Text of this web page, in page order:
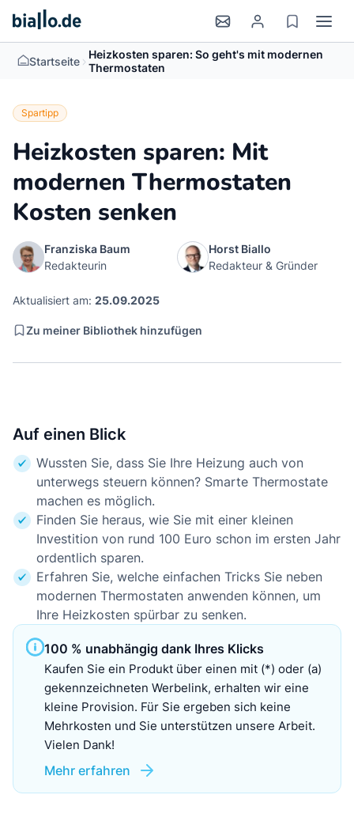
Startseite > Heizkosten sparen: So geht's mit modernen
Thermostaten
Spartipp
Heizkosten sparen: Mit
modernen Thermostaten
Kosten senken
Franziska Baum
Redakteurin
Horst Biallo
Redakteur & Gründer
Aktualisiert am: 25.09.2025
Zu meiner Bibliothek hinzufügen
Auf einen Blick
Wussten Sie, dass Sie Ihre Heizung auch von
unterwegs steuern können? Smarte Thermostate
machen es möglich.
Finden Sie heraus, wie Sie mit einer kleinen
Investition von rund 100 Euro schon im ersten Jahr
ordentlich sparen.
Erfahren Sie, welche einfachen Tricks Sie neben
modernen Thermostaten anwenden können, um
Ihre Heizkosten spürbar zu senken.
100 % unabhängig dank Ihres Klicks
Kaufen Sie ein Produkt über einen mit (*) oder (a)
gekennzeichneten Werbelink, erhalten wir eine
kleine Provision. Für Sie ergeben sich keine
Mehrkosten und Sie unterstützen unsere Arbeit.
Vielen Dank!
Mehr erfahren